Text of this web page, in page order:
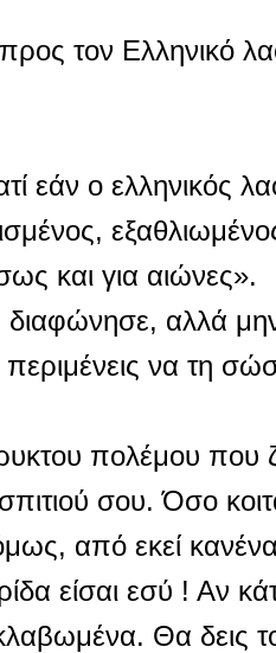
τον Ελληνικό
εάν ο ελληνικός
και για αιώνες».
αλλά
να τη
πολέμου που
σου. Όσο
από εκεί
είσαι εσύ ! Αν
Θα δεις